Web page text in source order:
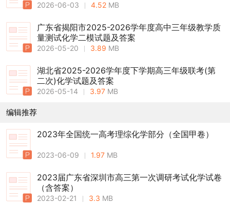
2026-06-03 4.52 MB
广东省揭阳市2025-2026学年度高中三年级教学质
量测试化学二模试题及答案
2026-05-20 3.89 MB
湖北省2025-2026学年度下学期高三年级联考(第
二次)化学试题及答案
2026-05-14 3.97 MB
编辑推荐
2023年全国统一高考理综化学部分（全国甲卷）
2023-06-09 1.97 MB
2023届广东省深圳市高三第一次调研考试化学试卷
（含答案）
2023-02-21 3.3 MB